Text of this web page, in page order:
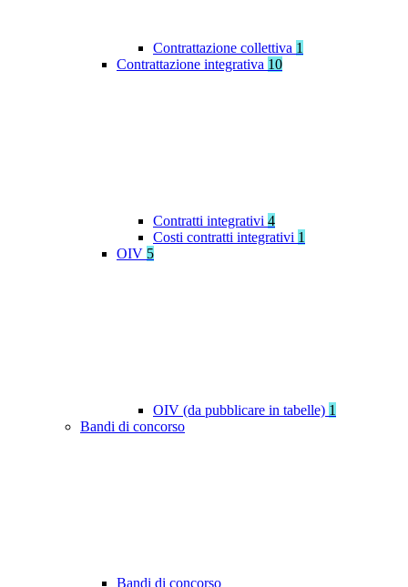
Contrattazione collettiva 1
Contrattazione integrativa 10
Contratti integrativi 4
Costi contratti integrativi 1
OIV 5
OIV (da pubblicare in tabelle) 1
Bandi di concorso
Bandi di concorso